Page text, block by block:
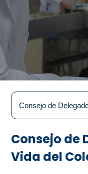
Consejo de
Vida del